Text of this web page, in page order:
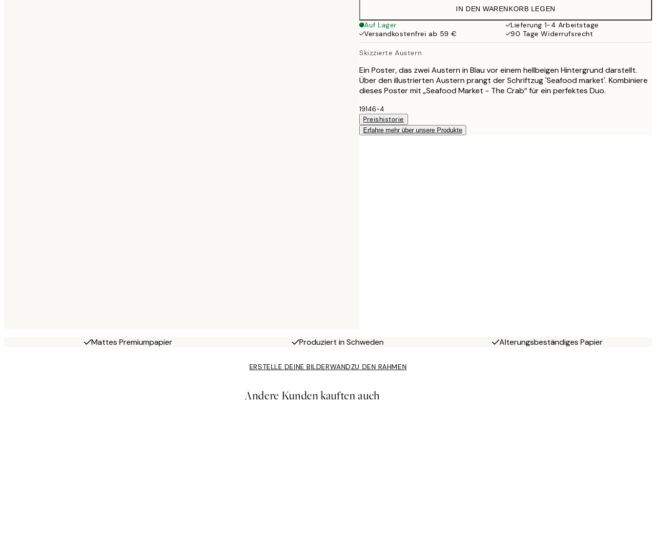
35,95 €
IN DEN WARENKORB LEGEN
Auf Lager
Lieferung 1-4 Arbeitstage
Versandkostenfrei ab 59 €
90 Tage Widerrufsrecht
Skizzierte Austern
Ein Poster, das zwei Austern in Blau vor einem hellbeigen Hintergrund darstellt.
Über den illustrierten Austern prangt der Schriftzug 'Seafood market'. Kombiniere
dieses Poster mit „Seafood Market - The Crab“ für ein perfektes Duo.
19146-4
Preishistorie
Erfahre mehr über unsere Produkte
Mattes Premiumpapier Produziert in Schweden Alterungsbeständiges Papier
ERSTELLE DEINE BILDERWANDZU DEN RAHMEN
Andere Kunden kauften auch